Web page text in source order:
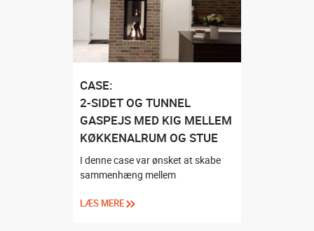
CASE:
2-SIDET OG TUNNEL
GASPEJS MED KIG MELLEM
KØKKENALRUM OG STUE
I denne case var ønsket at skabe
sammenhæng mellem
LÆS MERE